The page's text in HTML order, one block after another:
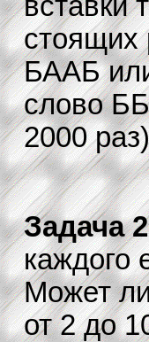
стоящих
БААБ
слово
2000
Задача
каждого
Может
от 2 до